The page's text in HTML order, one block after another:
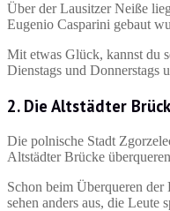
Über der Lausitzer Neiße
Eugenio Casparini gebaut
Mit etwas Glück, kannst du
Dienstags und Donnerstags
2. Die Altstädter
Die polnische Stadt
Altstädter Brücke
Schon beim Überqueren
sehen anders aus, die Leute